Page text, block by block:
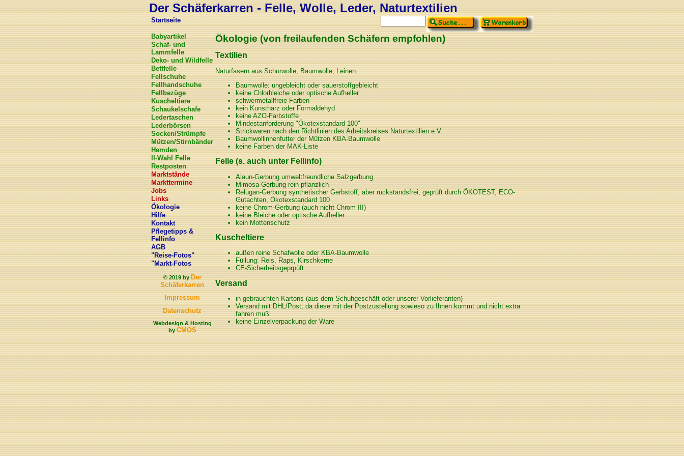
Der Schäferkarren - Felle, Wolle, Leder, Naturtextilien
Startseite
Babyartikel
Schaf- und
Lammfelle
Deko- und Wildfelle
Bettfelle
Fellschuhe
Fellhandschuhe
Fellbezüge
Kuscheltiere
Schaukelschafe
Ledertaschen
Lederbörsen
Socken/Strümpfe
Mützen/Stirnbänder
Hemden
II-Wahl Felle
Restposten
Marktstände
Markttermine
Jobs
Links
Ökologie
Hilfe
Kontakt
Pflegetipps &
Fellinfo
AGB
"Reise-Fotos"
"Markt-Fotos
© 2019 byDer
Schäferkarren
Impressum
Datenschutz
Webdesign & Hosting
byCMOS
Ökologie (von freilaufenden Schäfern empfohlen)
Textilien
Naturfasern aus Schurwolle, Baumwolle, Leinen
Baumwolle: ungebleicht oder sauerstoffgebleicht
keine Chlorbleiche oder optische Aufheller
schwermetallfreie Farben
kein Kunstharz oder Formaldehyd
keine AZO-Farbstoffe
Mindestanforderung "Ökotexstandard 100"
Strickwaren nach den Richtlinien des Arbeitskreises Naturtextilien e.V.
Baumwollinnenfutter der Mützen KBA-Baumwolle
keine Farben der MAK-Liste
Felle (s. auch unter Fellinfo)
Alaun-Gerbung umweltfreundliche Salzgerbung
Mimosa-Gerbung rein pflanzlich
Relugan-Gerbung synthetischer Gerbstoff, aber rückstandsfrei, geprüft durch ÖKOTEST, ECO-
Gutachten, Ökotexstandard 100
keine Chrom-Gerbung (auch nicht Chrom III)
keine Bleiche oder optische Aufheller
kein Mottenschutz
Kuscheltiere
außen reine Schafwolle oder KBA-Baumwolle
Füllung: Reis, Raps, Kirschkerne
CE-Sicherheitsgeprpüft
Versand
in gebrauchten Kartons (aus dem Schuhgeschäft oder unserer Vorlieferanten)
Versand mit DHL/Post, da diese mit der Postzustellung sowieso zu Ihnen kommt und nicht extra
fahren muß
keine Einzelverpackung der Ware